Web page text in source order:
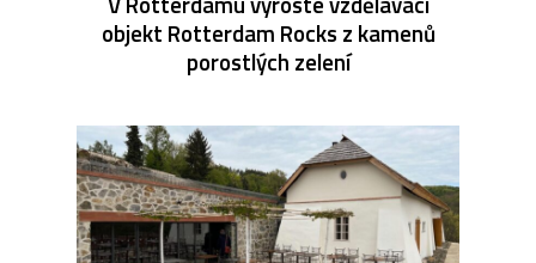
objekt Rotterdam Rocks z kamenů
porostlých zelení